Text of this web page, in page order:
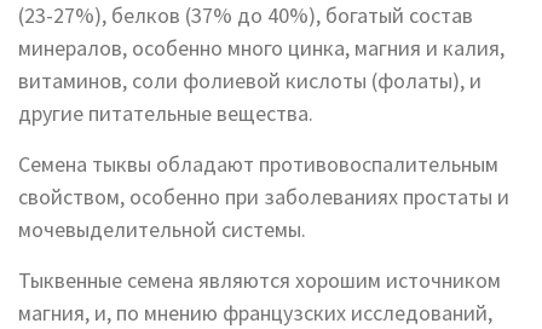
(23-27%), белков (37% до 40%), богатый состав
минералов, особенно много цинка, магния и калия,
витаминов, соли фолиевой кислоты (фолаты), и
другие питательные вещества.
Семена тыквы обладают противовоспалительным
свойством, особенно при заболеваниях простаты и
мочевыделительной системы.
Тыквенные семена являются хорошим источником
магния, и, по мнению французских исследований,